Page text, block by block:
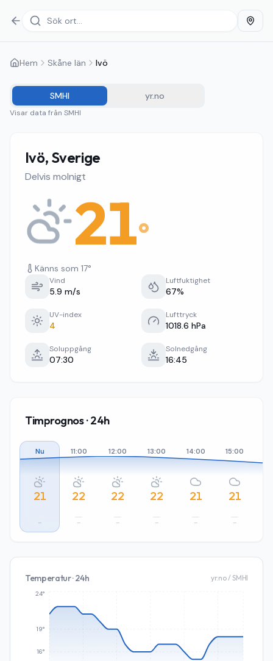
Hem Skåne län Ivö
SMHI yr.no
Visar data från SMHI
Ivö, Sverige
Delvis molnigt
21°
Känns som 17°
Vind
5.9 m/s
Luftfuktighet
67%
UV-index
4
Lufttryck
1018.6 hPa
Soluppgång
07:30
Solnedgång
16:45
Timprognos · 24h
Nu
21
–
11:00
22
–
12:00
22
–
13:00
22
–
14:00
21
–
15:00
21
–
Temperatur · 24h yr.no / SMHI
16°
19°
24°